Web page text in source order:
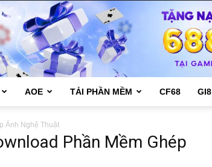
AOE TẢI PHẦN MỀM CF68 GI8
Ảnh Nghệ Thuật
Phần Mềm Ghép